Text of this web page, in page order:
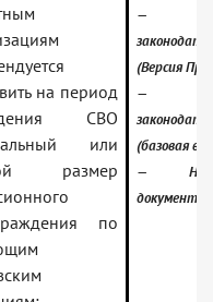
на период
СВО
или
размер
по
—
(Версия
—
(базовая
—
документы